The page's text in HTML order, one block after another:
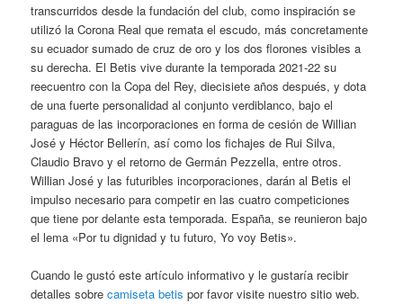
transcurridos desde la fundación del club, como inspiración se
utilizó la Corona Real que remata el escudo, más concretamente
su ecuador sumado de cruz de oro y los dos florones visibles a
su derecha. El Betis vive durante la temporada 2021-22 su
reecuentro con la Copa del Rey, diecisiete años después, y dota
de una fuerte personalidad al conjunto verdiblanco, bajo el
paraguas de las incorporaciones en forma de cesión de Willian
José y Héctor Bellerín, así como los fichajes de Rui Silva,
Claudio Bravo y el retorno de Germán Pezzella, entre otros.
Willian José y las futuribles incorporaciones, darán al Betis el
impulso necesario para competir en las cuatro competiciones
que tiene por delante esta temporada. España, se reunieron bajo
el lema «Por tu dignidad y tu futuro, Yo voy Betis».
Cuando le gustó este artículo informativo y le gustaría recibir
detalles sobrecamiseta betis por favor visite nuestro sitio web.